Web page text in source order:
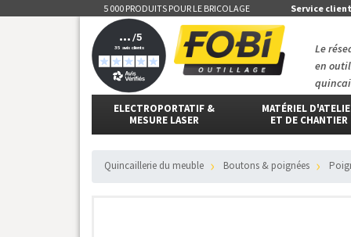
5 000 PRODUITS POUR LE BRICOLAGE Service client
Le
en
ELECTROPORTATIF &
MESURE LASER
MATÉRIEL
ET DE CHANTIER
Quincaillerie du meuble Boutons & poignées